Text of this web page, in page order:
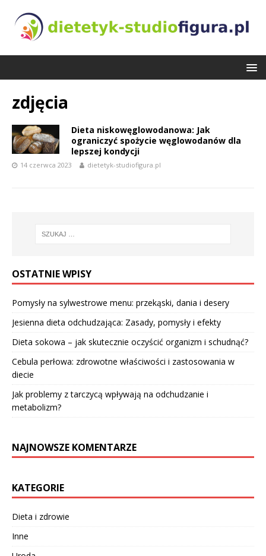
zdjęcia
Dieta niskowęglowodanowa: Jak
ograniczyć spożycie węglowodanów dla
lepszej kondycji
14 czerwca 2023 dietetyk-studiofigura.pl
OSTATNIE WPISY
Pomysły na sylwestrowe menu: przekąski, dania i desery
Jesienna dieta odchudzająca: Zasady, pomysły i efekty
Dieta sokowa – jak skutecznie oczyścić organizm i schudnąć?
Cebula perłowa: zdrowotne właściwości i zastosowania w
diecie
Jak problemy z tarczycą wpływają na odchudzanie i
metabolizm?
NAJNOWSZE KOMENTARZE
KATEGORIE
Dieta i zdrowie
Inne